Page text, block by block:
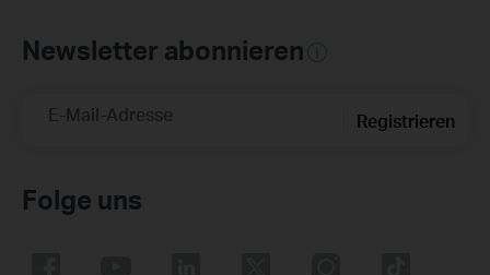
Newsletter abonnieren
E-Mail-Adresse Registrieren
Folge uns